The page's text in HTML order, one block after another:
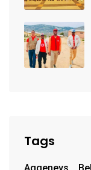
Tags